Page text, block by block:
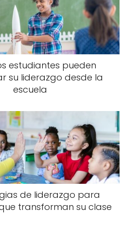
estudiantes pueden
su liderazgo desde la
escuela
de liderazgo para
transforman su clase